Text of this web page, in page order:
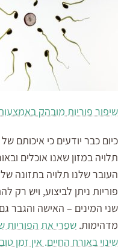
שיפור פוריות מובהק
כיום כבר יודעים כי איכותם
תלויה במזון שאנו אוכלים
העובר שלנו תלויה בתזונה
פוריות ניתן לביצוע, ויש רק
שני המינים – האישה והגבר
מדהימות. שפרי את
שינוי באורח החיים. אין זמן